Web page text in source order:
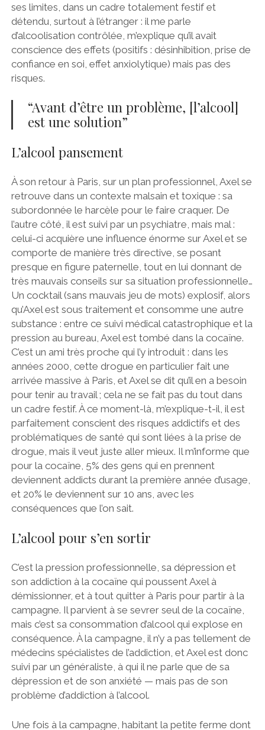
ses limites, dans un cadre totalement festif et
détendu, surtout à l’étranger : il me parle
d’alcoolisation contrôlée, m’explique qu’il avait
conscience des effets (positifs : désinhibition, prise de
confiance en soi, effet anxiolytique) mais pas des
risques.
“Avant d’être un problème, [l’alcool]
est une solution”
L’alcool pansement
À son retour à Paris, sur un plan professionnel, Axel se
retrouve dans un contexte malsain et toxique : sa
subordonnée le harcèle pour le faire craquer. De
l’autre côté, il est suivi par un psychiatre, mais mal :
celui-ci acquière une influence énorme sur Axel et se
comporte de manière très directive, se posant
presque en figure paternelle, tout en lui donnant de
très mauvais conseils sur sa situation professionnelle…
Un cocktail (sans mauvais jeu de mots) explosif, alors
qu’Axel est sous traitement et consomme une autre
substance : entre ce suivi médical catastrophique et la
pression au bureau, Axel est tombé dans la cocaïne.
C’est un ami très proche qui l’y introduit : dans les
années 2000, cette drogue en particulier fait une
arrivée massive à Paris, et Axel se dit qu’il en a besoin
pour tenir au travail ; cela ne se fait pas du tout dans
un cadre festif. À ce moment-là, m’explique-t-il, il est
parfaitement conscient des risques addictifs et des
problématiques de santé qui sont liées à la prise de
drogue, mais il veut juste aller mieux. Il m’informe que
pour la cocaïne, 5% des gens qui en prennent
deviennent addicts durant la première année d’usage,
et 20% le deviennent sur 10 ans, avec les
conséquences que l’on sait.
L’alcool pour s’en sortir
C’est la pression professionnelle, sa dépression et
son addiction à la cocaïne qui poussent Axel à
démissionner, et à tout quitter à Paris pour partir à la
campagne. Il parvient à se sevrer seul de la cocaïne,
mais c’est sa consommation d’alcool qui explose en
conséquence. À la campagne, il n’y a pas tellement de
médecins spécialistes de l’addiction, et Axel est donc
suivi par un généraliste, à qui il ne parle que de sa
dépression et de son anxiété — mais pas de son
problème d’addiction à l’alcool.
Une fois à la campagne, habitant la petite ferme dont